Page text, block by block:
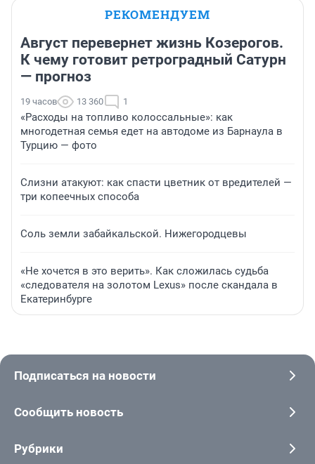
РЕКОМЕНДУЕМ
Август перевернет жизнь Козерогов.
К чему готовит ретроградный Сатурн
— прогноз
19 часов 13 360 1
«Расходы на топливо колоссальные»: как
многодетная семья едет на автодоме из Барнаула в
Турцию — фото
Слизни атакуют: как спасти цветник от вредителей —
три копеечных способа
Соль земли забайкальской. Нижегородцевы
«Не хочется в это верить». Как сложилась судьба
«следователя на золотом Lexus» после скандала в
Екатеринбурге
Подписаться на новости
Сообщить новость
Рубрики